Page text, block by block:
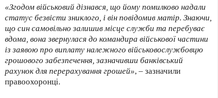
«Згодом військовий дізнався, що йому помилково надали
статус безвісти зниклого, і він повідомив матір. Знаючи,
що син самовільно залишив місце служби та перебуває
вдома, вона звернулася до командира військової частини
із заявою про виплату належного військовослужбовцю
грошового забезпечення, зазначивши банківський
рахунок для перерахування грошей», – зазначили
правоохоронці.